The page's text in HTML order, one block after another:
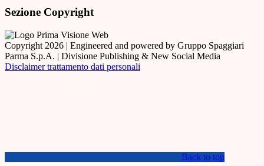
Sezione Copyright
Copyright 2026 | Engineered and powered by Gruppo Spaggiari
Parma S.p.A. | Divisione Publishing & New Social Media
Disclaimer trattamento dati personali
Back to top